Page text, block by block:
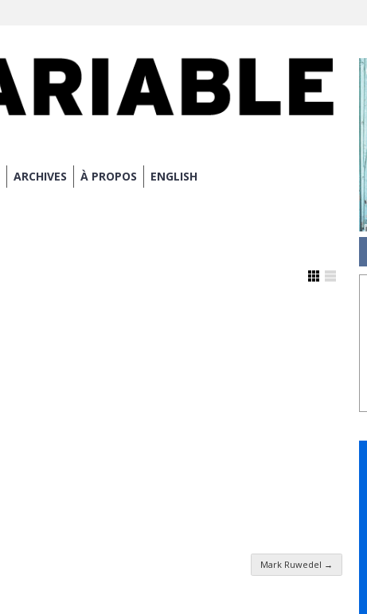
ARCHIVES À PROPOS ENGLISH
Mark Ruwedel →